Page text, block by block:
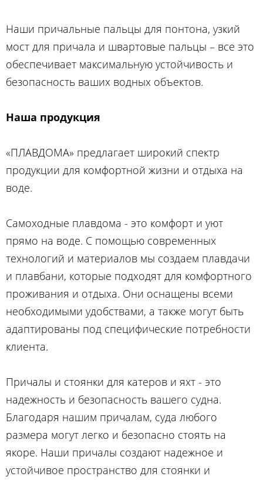
Наши причальные пальцы для понтона, узкий
мост для причала и швартовые пальцы – все это
обеспечивает максимальную устойчивость и
безопасность ваших водных объектов.
Наша продукция
«ПЛАВДОМА» предлагает широкий спектр
продукции для комфортной жизни и отдыха на
воде.
Самоходные плавдома - это комфорт и уют
прямо на воде. С помощью современных
технологий и материалов мы создаем плавдачи
и плавбани, которые подходят для комфортного
проживания и отдыха. Они оснащены всеми
необходимыми удобствами, а также могут быть
адаптированы под специфические потребности
клиента.
Причалы и стоянки для катеров и яхт - это
надежность и безопасность вашего судна.
Благодаря нашим причалам, суда любого
размера могут легко и безопасно стоять на
якоре. Наши причалы создают надежное и
устойчивое пространство для стоянки и